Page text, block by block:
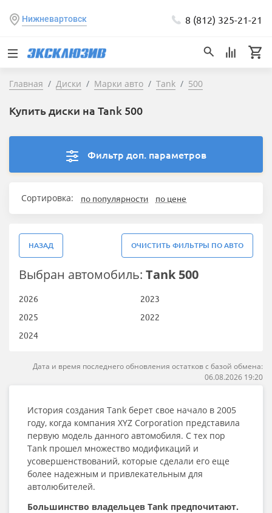
Нижневартовск 8 (812) 325-21-21
Главная Диски Марки авто Tank 500
Купить диски на Tank 500
Фильтр доп. параметров
Сортировка: по популярности по цене
НАЗАД ОЧИСТИТЬ ФИЛЬТРЫ ПО АВТО
Выбран автомобиль: Tank 500
2026
2025
2024
2023
2022
Дата и время последнего обновления остатков с базой обмена:
06.08.2026 19:20
История создания Tank берет свое начало в 2005
году, когда компания XYZ Corporation представила
первую модель данного автомобиля. С тех пор
Tank прошел множество модификаций и
усовершенствований, которые сделали его еще
более надежным и привлекательным для
автолюбителей.
Большинство владельцев Tank предпочитают.